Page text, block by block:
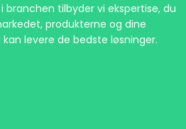
branchen tilbyder vi ekspertise, du
produkterne og dine
levere de bedste løsninger.